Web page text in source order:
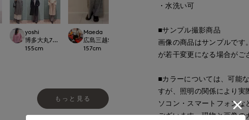
yoshi
博多大丸7-IDconcept.
155cm
Maeda
広島三越SUPERIORCLOSET
157cm
たけだ
富山大和7-IDconcept.
ao
岡山天満屋
157
もっと見る
・水洗い可
■サンプル撮影商品
画像の商品はサンプルです
が若干変更になる場合がご
■カラーについては、可能
すが、照明の関係により実
ソコン・スマートフォン
ございます。現物と画像の